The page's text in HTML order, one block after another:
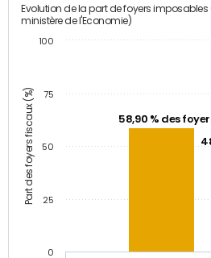
Part des foyers fiscaux (%)
Evolution de la part de foyers imposables
ministère de l'Economie)
58,90 % des
0
25
50
75
100